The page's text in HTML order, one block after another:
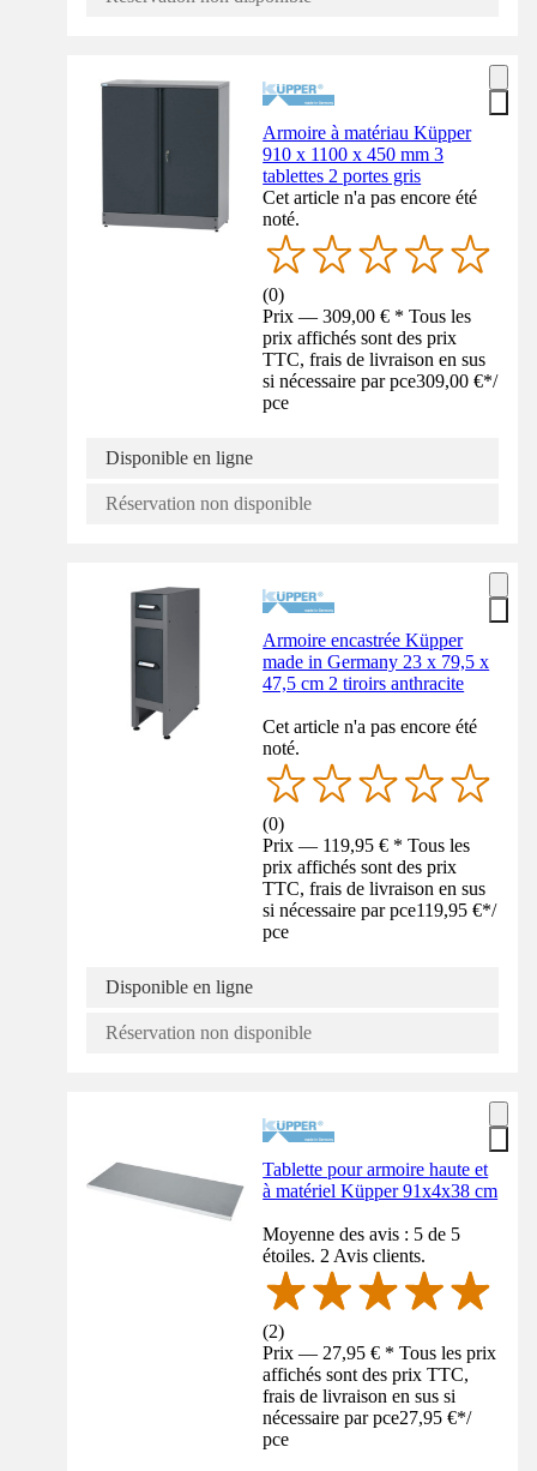
Armoire à matériau Küpper
910 x 1100 x 450 mm 3
tablettes 2 portes gris
Cet article n'a pas encore été
noté.
(0)
Prix — 309,00 € * Tous les
prix affichés sont des prix
TTC, frais de livraison en sus
si nécessaire par pce309,00 €*/
pce
Disponible en ligne
Réservation non disponible
Armoire encastrée Küpper
made in Germany 23 x 79,5 x
47,5 cm 2 tiroirs anthracite
Cet article n'a pas encore été
noté.
(0)
Prix — 119,95 € * Tous les
prix affichés sont des prix
TTC, frais de livraison en sus
si nécessaire par pce119,95 €*/
pce
Disponible en ligne
Réservation non disponible
Tablette pour armoire haute et
à matériel Küpper 91x4x38 cm
Moyenne des avis : 5 de 5
étoiles. 2 Avis clients.
(2)
Prix — 27,95 € * Tous les prix
affichés sont des prix TTC,
frais de livraison en sus si
nécessaire par pce27,95 €*/
pce